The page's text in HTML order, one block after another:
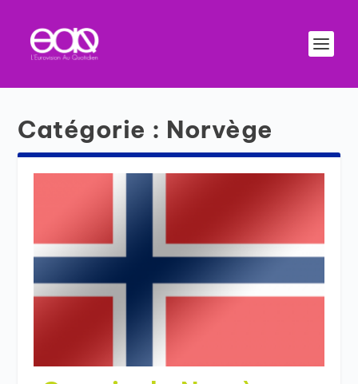
Catégorie : Norvège